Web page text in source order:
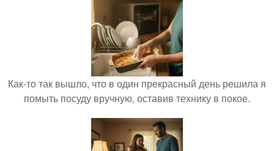
Как-то так вышло, что в один прекрасный день решила я
помыть посуду вручную, оставив технику в покое.